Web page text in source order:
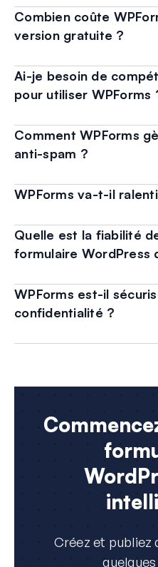
Combien coûte
version gratuite ?
Ai-je besoin de
pour utiliser WPForms
Comment WPForms
anti-spam ?
WPForms va-t-il
Quelle est la fiabilité
formulaire WordPress
WPForms est-il
confidentialité ?
Créez et publiez